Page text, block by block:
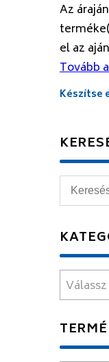
Az
el az
Tovább
Készítse